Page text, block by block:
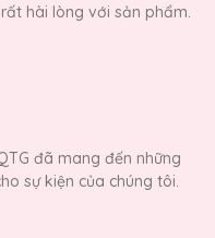
hài lòng với sản phẩm.
đã mang đến những
sự kiện của chúng tôi.